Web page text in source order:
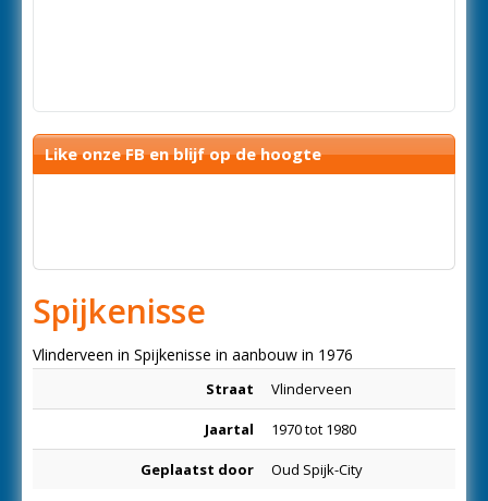
Like onze FB en blijf op de hoogte
Spijkenisse
Vlinderveen in Spijkenisse in aanbouw in 1976
Straat Vlinderveen
Jaartal 1970 tot 1980
Geplaatst door Oud Spijk-City